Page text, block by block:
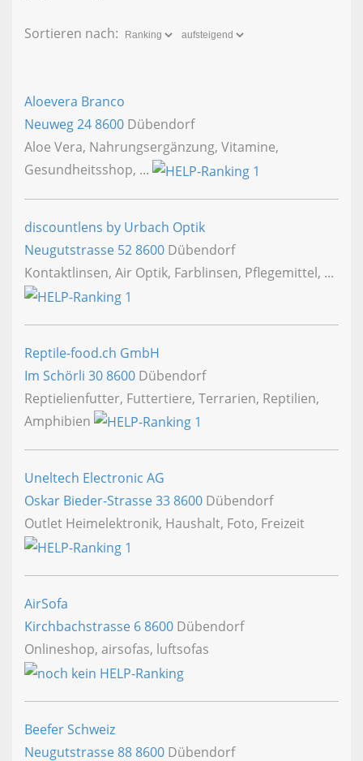
Sortieren nach:
Aloevera Branco
Neuweg 248600 Dübendorf
Aloe Vera, Nahrungsergänzung, Vitamine,
Gesundheitsshop, ...
discountlens by Urbach Optik
Neugutstrasse 528600 Dübendorf
Kontaktlinsen, Air Optik, Farblinsen, Pflegemittel, ...
Reptile-food.ch GmbH
Im Schörli 308600 Dübendorf
Reptielienfutter, Futtertiere, Terrarien, Reptilien,
Amphibien
Uneltech Electronic AG
Oskar Bieder-Strasse 338600 Dübendorf
Outlet Heimelektronik, Haushalt, Foto, Freizeit
AirSofa
Kirchbachstrasse 68600 Dübendorf
Onlineshop, airsofas, luftsofas
Beefer Schweiz
Neugutstrasse 888600 Dübendorf